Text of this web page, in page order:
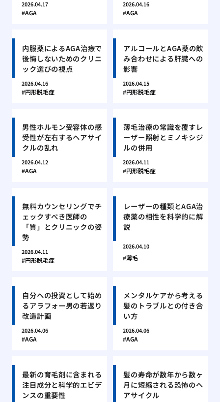
2026.04.17
AGA
2026.04.16
AGA
内服薬によるAGA治療で
後悔しないためのクリニ
ック選びの視点
2026.04.16
円形脱毛症
アルコールとAGA薬の飲
み合わせによる肝臓への
影響
2026.04.15
円形脱毛症
男性ホルモン受容体の感
受性が左右するヘアサイ
クルの乱れ
2026.04.12
AGA
薄毛治療の常識を覆すレ
ーザー照射とミノキシジ
ルの併用
2026.04.11
円形脱毛症
無料カウンセリングでチ
ェックすべき医師の
「質」とクリニックの姿
勢
2026.04.11
円形脱毛症
レーザーの種類とAGA治
療薬の相性を科学的に解
説
2026.04.10
薄毛
自分への投資として始め
るアラフォー男の若返り
改造計画
2026.04.06
AGA
メンタルケアから考える
髪のトラブルとの付き合
い方
2026.04.06
AGA
最新の育毛剤に含まれる
注目成分と科学的エビデ
ンスの重要性
髪の寿命が数年から数ヶ
月に短縮される恐怖のヘ
アサイクル